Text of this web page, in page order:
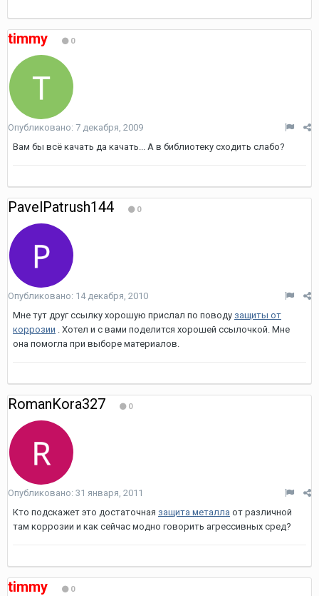
timmy 0
Опубликовано: 7 декабря, 2009
Вам бы всё качать да качать... А в библиотеку сходить слабо?
PavelPatrush144 0
Опубликовано: 14 декабря, 2010
Мне тут друг ссылку хорошую прислал по поводу защиты от
коррозии . Хотел и с вами поделится хорошей ссылочкой. Мне
она помогла при выборе материалов.
RomanKora327 0
Опубликовано: 31 января, 2011
Кто подскажет это достаточная защита металла от различной
там коррозии и как сейчас модно говорить агрессивных сред?
timmy 0